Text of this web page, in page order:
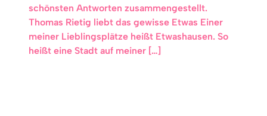
schönsten Antworten zusammengestellt.
Thomas Rietig liebt das gewisse Etwas Einer
meiner Lieblingsplätze heißt Etwashausen. So
heißt eine Stadt auf meiner […]